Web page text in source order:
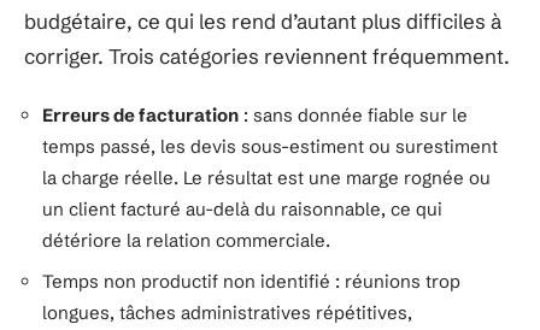
budgétaire, ce qui les rend d’autant plus difficiles à
corriger. Trois catégories reviennent fréquemment.
Erreurs de facturation : sans donnée fiable sur le
temps passé, les devis sous-estiment ou surestiment
la charge réelle. Le résultat est une marge rognée ou
un client facturé au-delà du raisonnable, ce qui
détériore la relation commerciale.
Temps non productif non identifié : réunions trop
longues, tâches administratives répétitives,